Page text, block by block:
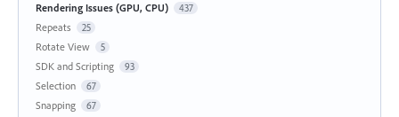
Rendering Issues (GPU, CPU) 437
Repeats 25
Rotate View 5
SDK and Scripting 93
Selection 67
Snapping 67